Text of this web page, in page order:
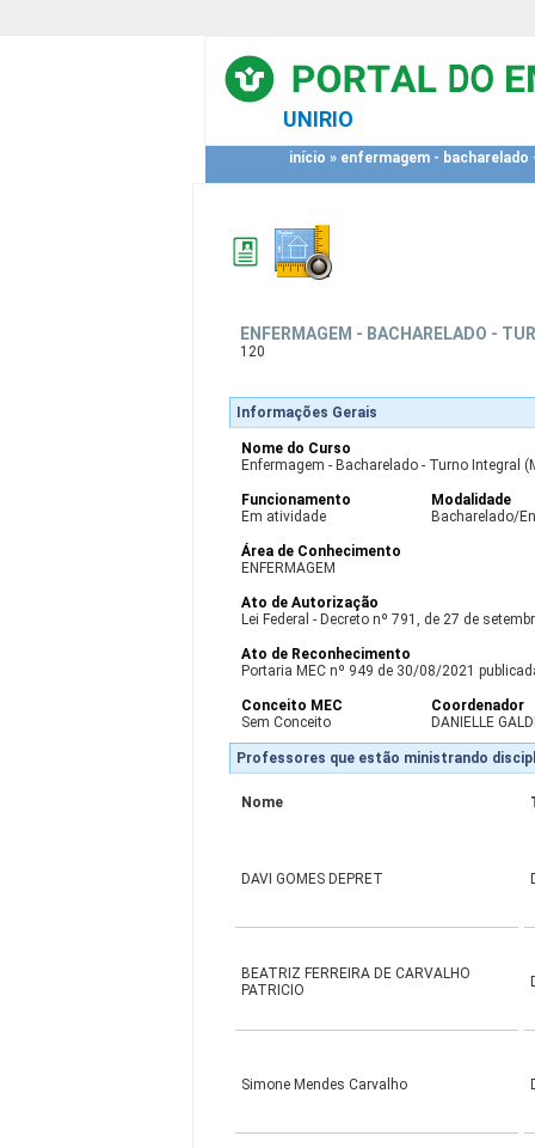
UNIRIO
início » enfermagem -
ENFERMAGEM - BACHARELADO -
120
Informações Gerais
Nome do Curso
Enfermagem - Bacharelado - Turno Integral
Funcionamento
Em atividade
Modalidade
Bacharelado/
Área de Conhecimento
ENFERMAGEM
Ato de Autorização
Lei Federal - Decreto nº 791, de 27 de
Ato de Reconhecimento
Portaria MEC nº 949 de 30/08/2021
Conceito MEC
Sem Conceito
Coordenador
DANIELLE
Professores que estão ministrando
Nome
DAVI GOMES DEPRET
BEATRIZ FERREIRA DE CARVALHO
PATRICIO
Simone Mendes Carvalho